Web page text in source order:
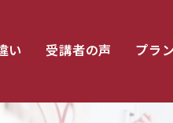
い 受講者の声 プラ